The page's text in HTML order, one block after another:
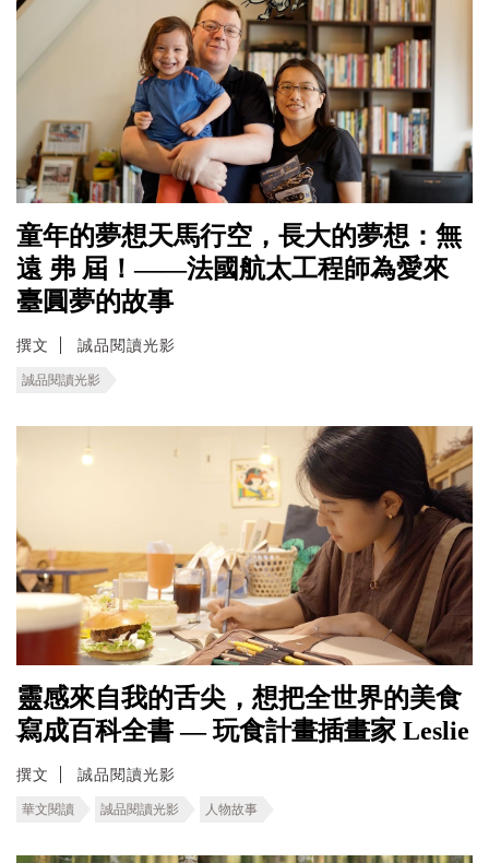
童年的夢想天馬行空，長大的夢想：無
遠 弗 屆！——法國航太工程師為愛來
臺圓夢的故事
撰文 誠品閱讀光影
誠品閱讀光影
靈感來自我的舌尖，想把全世界的美食
寫成百科全書 — 玩食計畫插畫家 Leslie
撰文 誠品閱讀光影
華文閱讀 誠品閱讀光影 人物故事